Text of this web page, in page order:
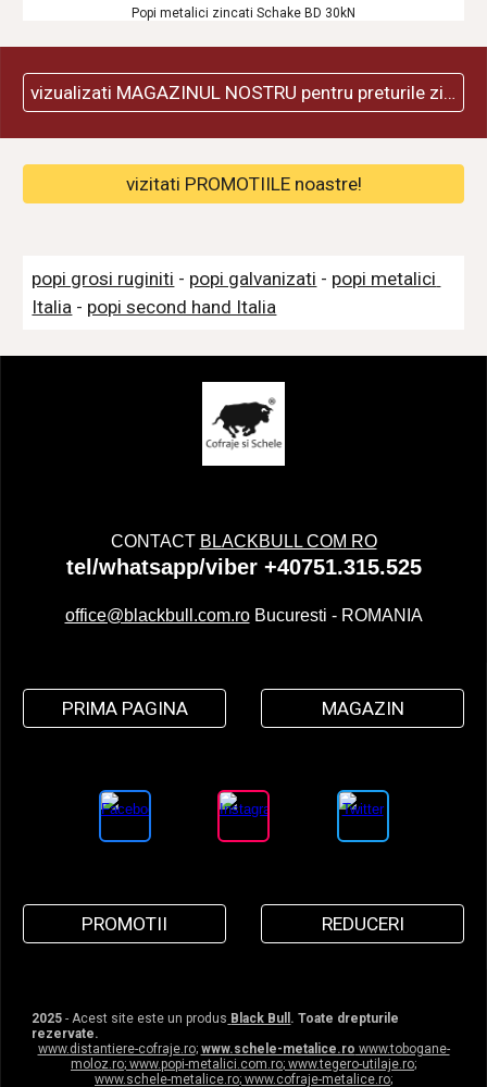
Popi metalici zincati Schake BD 30kN
vizualizati MAGAZINUL NOSTRU pentru preturile zilei
vizitati PROMOTIILE noastre!
popi grosi ruginiti - popi galvanizati - popi metalici
Italia - popi second hand Italia
CONTACT BLACKBULL COM RO
tel/whatsapp/viber +40751.315.525
office@blackbull.com.roBucuresti - ROMANIA
PRIMA PAGINA MAGAZIN
PROMOTII REDUCERI
2025 - Acest site este un produs Black Bull . Toate drepturile
rezervate.
www.distantiere-cofraje.ro; www.schele-metalice.ro www.tobogane-
moloz.ro; www.popi-metalici.com.ro; www.tegero-utilaje.ro;
www.schele-metalice.ro; www.cofraje-metalice.ro;